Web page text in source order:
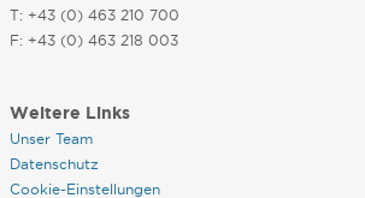
T: +43 (0) 463 210 700
F: +43 (0) 463 218 003
Weitere Links
Unser Team
Datenschutz
Cookie-Einstellungen